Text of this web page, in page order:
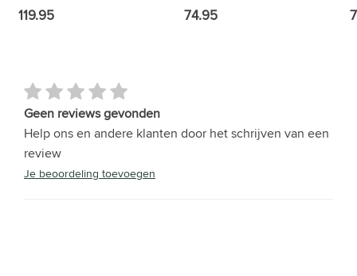
119.95 74.95
Geen reviews gevonden
Help ons en andere klanten door het schrijven van een
review
Je beoordeling toevoegen